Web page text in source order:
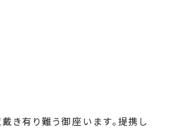
き有り難う御座います。提携し